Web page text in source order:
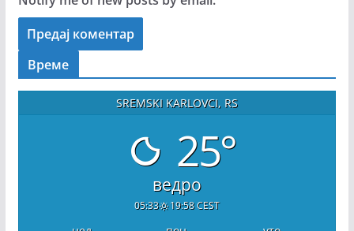
Време
SREMSKI KARLOVCI, RS
25°
ведро
05:33 19:58 CEST